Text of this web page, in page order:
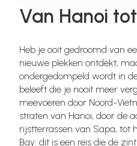
Van Hanoi
Heb je ooit gedroomd van
nieuwe plekken ontdekt,
ondergedompeld wordt in
beleeft die je nooit meer
meevoeren door Noord-
straten van Hanoi, door de
rijstterrassen van Sapa, tot
Bay: dit is een reis die de